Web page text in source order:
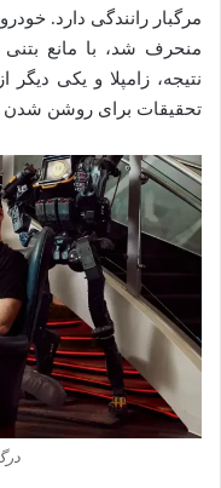
مرگبار رانندگی دارد.
منحرف شد، با مانع
نتیجه، زامپلا و یکی
تحقیقات برای روشن شدن